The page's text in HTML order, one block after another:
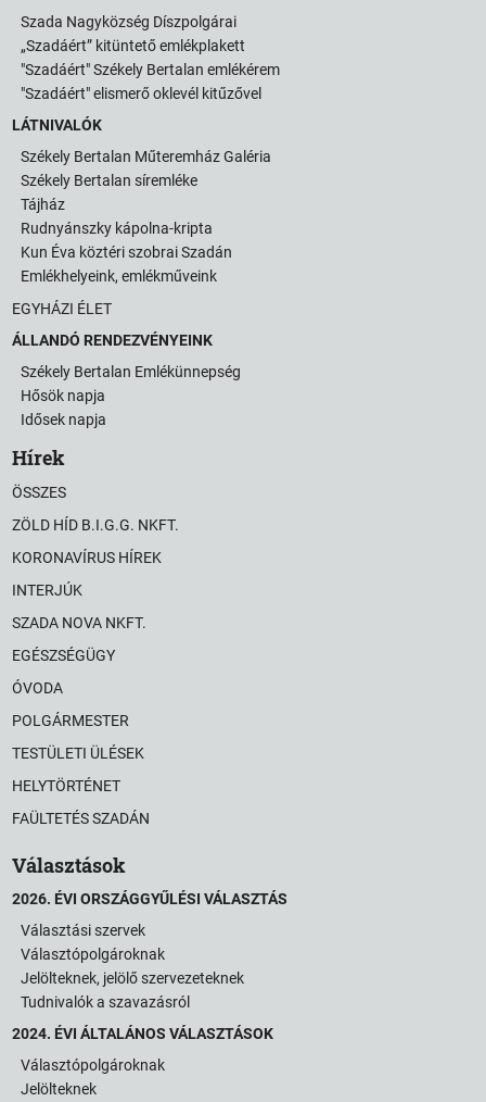
Szada Nagyközség Díszpolgárai
„Szadáért” kitüntető emlékplakett
"Szadáért" Székely Bertalan emlékérem
"Szadáért" elismerő oklevél kitűzővel
LÁTNIVALÓK
Székely Bertalan Műteremház Galéria
Székely Bertalan síremléke
Tájház
Rudnyánszky kápolna-kripta
Kun Éva köztéri szobrai Szadán
Emlékhelyeink, emlékműveink
EGYHÁZI ÉLET
ÁLLANDÓ RENDEZVÉNYEINK
Székely Bertalan Emlékünnepség
Hősök napja
Idősek napja
Hírek
ÖSSZES
ZÖLD HÍD B.I.G.G. NKFT.
KORONAVÍRUS HÍREK
INTERJÚK
SZADA NOVA NKFT.
EGÉSZSÉGÜGY
ÓVODA
POLGÁRMESTER
TESTÜLETI ÜLÉSEK
HELYTÖRTÉNET
FAÜLTETÉS SZADÁN
Választások
2026. ÉVI ORSZÁGGYŰLÉSI VÁLASZTÁS
Választási szervek
Választópolgároknak
Jelölteknek, jelölő szervezeteknek
Tudnivalók a szavazásról
2024. ÉVI ÁLTALÁNOS VÁLASZTÁSOK
Választópolgároknak
Jelölteknek